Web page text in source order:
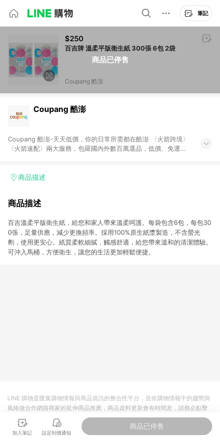
筆記
商品已停售
$250
百吉牌 溫柔平版衛生紙 300張 6包 2袋
Coupang 酷澎
Coupang 酷澎
Coupang 酷澎-天天低價，你的日常所需都在酷澎 〈火箭跨境〉
〈火箭速配〉兩大服務，包羅國內外數百萬選品，低價、免運，
加入WOW會員告別湊免運，火箭速配、火箭跨境優質選品不限金
商品描述
商品描述
百吉溫柔平版衛生紙，給您和家人帶來溫柔呵護。每袋包含6包，每包30
0張，足量供應，減少更換頻率。採用100%原生紙漿製造，不含螢光
劑，使用更安心。紙質柔軟細膩，觸感舒適，給您帶來溫和的清潔體驗。
可沖入馬桶，方便衛生，讓您的生活更加輕鬆便捷。
加入筆記 設定到價通知
商品已停售
LINE 購物是匯集購物情報與商品資訊的整合性平台，並依購物情報中的趨勢與
風格做合作網路商家的延伸商品推薦，商品資料更新會有時間差，請務必點擊
商品至各合作網路商家，確認現售價與購物條件，一切資訊以合作廠商網頁為
準。